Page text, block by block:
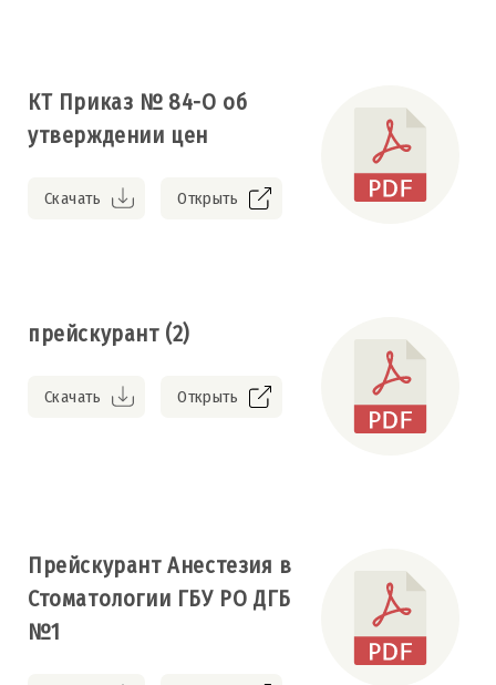
КТ Приказ № 84-О об
утверждении цен
Скачать Открыть
прейскурант (2)
Скачать Открыть
Прейскурант Анестезия в
Стоматологии ГБУ РО ДГБ
№1